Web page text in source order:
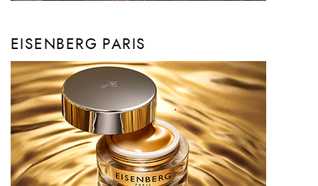
EISENBERG PARIS